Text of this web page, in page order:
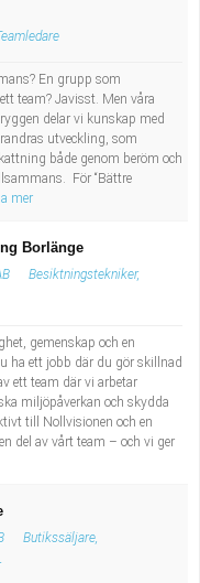
En grupp som
team? Javisst. Men våra
delar vi kunskap med
utveckling, som
både genom beröm och
För “Bättre
mer
Borlänge
Besiktningstekniker,
gemenskap och en
ha ett jobb där du gör skillnad
ett team där vi arbetar
miljöpåverkan och skydda
till Nollvisionen och en
del av vårt team – och vi ger
Butikssäljare,